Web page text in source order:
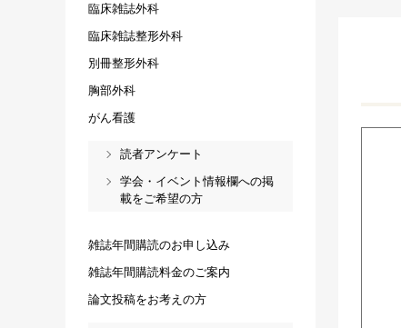
臨床雑誌外科
臨床雑誌整形外科
別冊整形外科
胸部外科
がん看護
読者アンケート
学会・イベント情報欄への掲
載をご希望の方
雑誌年間購読のお申し込み
雑誌年間購読料金のご案内
論文投稿をお考えの方